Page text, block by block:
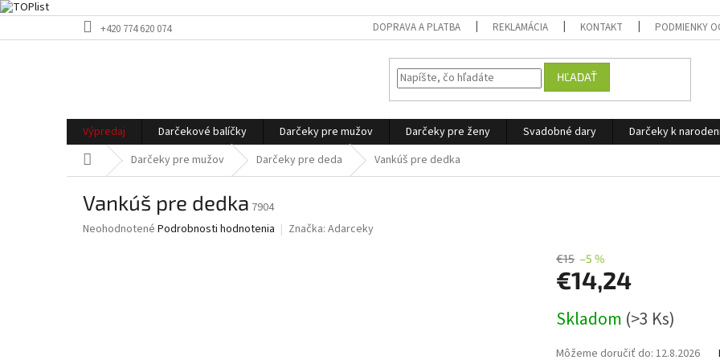
na
+420 774 620 074 DOPRAVA A PLATBA REKLAMÁCIA KONTAKT PODMIENKY
HĽADAŤ
Výpredaj Darčekové balíčky Darčeky pre mužov Darčeky pre ženy Svadobné dary Darčeky k
DomovDarčeky pre mužov Darčeky pre deda Vankúš pre dedka
Vankúš pre dedka 7904
Priemerné
Neohodnotené Podrobnosti hodnotenia Značka: Adarceky
€15 –5 %
€14,24
cena:
Skladom (>3 Ks)
Môžeme doručiť do: 12.8.2026